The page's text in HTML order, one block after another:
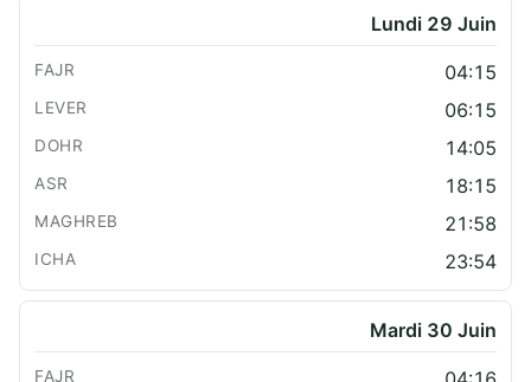
Lundi 29 Juin
04:15
06:15
14:05
18:15
21:58
23:54
Mardi 30 Juin